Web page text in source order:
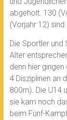
abgeholt. 130
(Vorjahr 12)
Die Sportler und
Alter
denn hier
4 Disziplinen an
800m). Die U14
sie kam noch
beim Fünf-